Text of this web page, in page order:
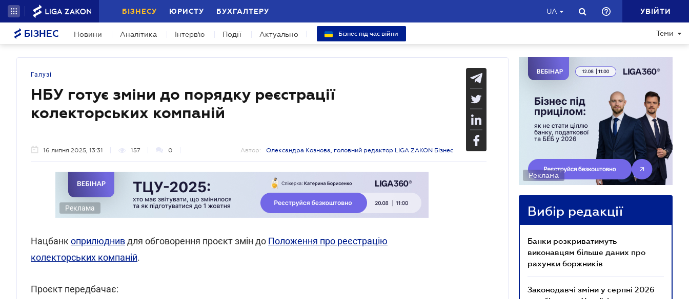
БІЗНЕСУ ЮРИСТУ БУХГАЛТЕРУ UA УВІЙТИ
БІЗНЕС Новини Аналітика Інтерв'ю Події Актуально Бізнес під час війни Теми
Галузі
НБУ готує зміни до порядку реєстрації
колекторських компаній
16 липня 2025, 13:31 157 0 Автор: Олександра Кознова, головний редактор LIGA ZAKON Бізнес
Реклама
Нацбанк оприлюднивдля обговорення проєкт змін до Положення про реєстрацію
колекторських компаній.
Проєкт передбачає:
Реклама
Вибір редакції
Банки розкриватимуть
виконавцям більше даних про
рахунки боржників
Законодавчі зміни у серпні 2026